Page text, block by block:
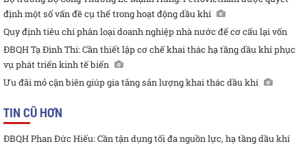
định một số vấn đề cụ thể trong hoạt động dầu khí
Quy định tiêu chí phân loại doanh nghiệp nhà nước để cơ cấu lại vốn
ĐBQH Tạ Đình Thi: Cần thiết lập cơ chế khai thác hạ tầng dầu khí phục
vụ phát triển kinh tế biển
Ưu đãi mỏ cận biên giúp gia tăng sản lượng khai thác dầu khí
TIN CŨ HƠN
ĐBQH Phan Đức Hiếu: Cần tận dụng tối đa nguồn lực, hạ tầng dầu khí